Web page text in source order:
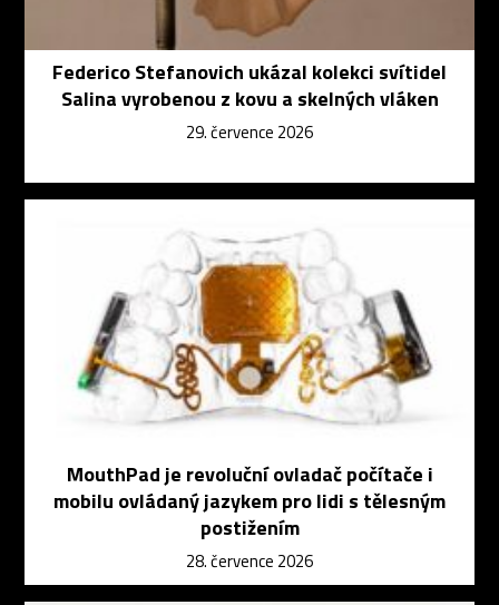
Federico Stefanovich ukázal kolekci svítidel
Salina vyrobenou z kovu a skelných vláken
29. července 2026
MouthPad je revoluční ovladač počítače i
mobilu ovládaný jazykem pro lidi s tělesným
postižením
28. července 2026